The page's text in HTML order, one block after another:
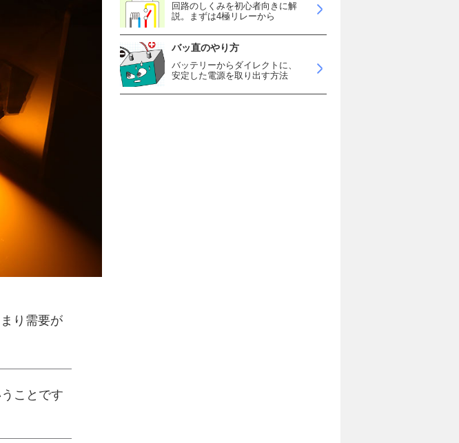
り需要が
ことです
回路のしくみを初心者向きに解
説。まずは4極リレーから
バッ直のやり方
バッテリーからダイレクトに、
安定した電源を取り出す方法